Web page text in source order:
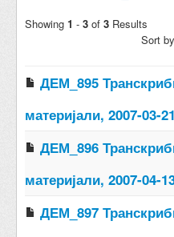
Showing 1 - 3 of 3 Results
Sort
ДЕМ_895
материјали, 2007-03-21
ДЕМ_896
материјали, 2007-04-
ДЕМ_897